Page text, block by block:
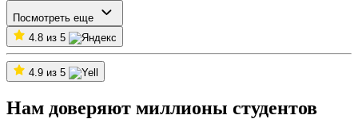
Посмотреть еще
4.8 из 5
4.9 из 5
Нам доверяют миллионы студентов